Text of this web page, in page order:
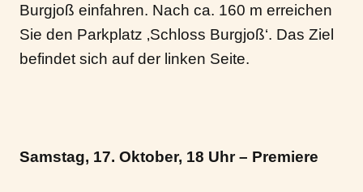
Burgjoß einfahren. Nach ca. 160 m erreichen
Sie den Parkplatz ‚Schloss Burgjoß‘. Das Ziel
befindet sich auf der linken Seite.
Samstag, 17. Oktober, 18 Uhr – Premiere